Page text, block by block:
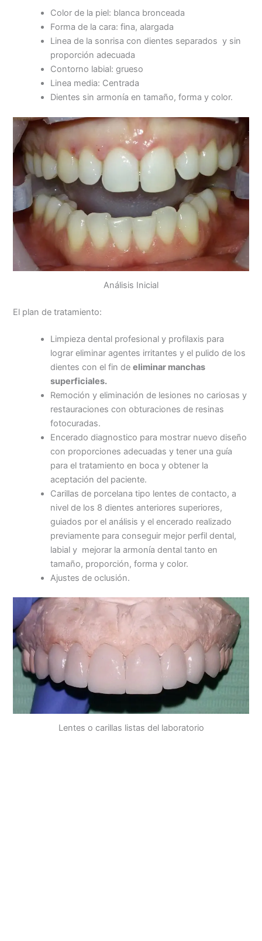
Color de la piel: blanca bronceada
Forma de la cara: fina, alargada
Linea de la sonrisa con dientes separados y sin
proporción adecuada
Contorno labial: grueso
Linea media: Centrada
Dientes sin armonía en tamaño, forma y color.
Análisis Inicial
El plan de tratamiento:
Limpieza dental profesional y profilaxis para
lograr eliminar agentes irritantes y el pulido de los
dientes con el fin deeliminar manchas
superficiales.
Remoción y eliminación de lesiones no cariosas y
restauraciones con obturaciones de resinas
fotocuradas.
Encerado diagnostico para mostrar nuevo diseño
con proporciones adecuadas y tener una guía
para el tratamiento en boca y obtener la
aceptación del paciente.
Carillas de porcelana tipo lentes de contacto, a
nivel de los 8 dientes anteriores superiores,
guiados por el análisis y el encerado realizado
previamente para conseguir mejor perfil dental,
labial y mejorar la armonía dental tanto en
tamaño, proporción, forma y color.
Ajustes de oclusión.
Lentes o carillas listas del laboratorio